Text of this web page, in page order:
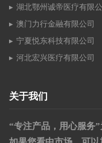
湖北鄂州诚帝医疗有限
澳门力行金融有限公司
宁夏悦东科技有限公司
河北宏兴医疗有限公司
关于我们
“专注产品，用心服务